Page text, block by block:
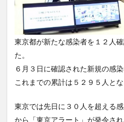
東京都が新たな感染者を１２人
た。
６月３日に確認された新規の感
これまでの累計は５２９５人とな
東京では先日に３０人を超える
から「東京アラート」が発令さ